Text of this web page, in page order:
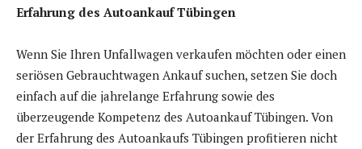
Erfahrung des Autoankauf Tübingen
Wenn Sie Ihren Unfallwagen verkaufen möchten oder einen
seriösen Gebrauchtwagen Ankauf suchen, setzen Sie doch
einfach auf die jahrelange Erfahrung sowie des
überzeugende Kompetenz des Autoankauf Tübingen. Von
der Erfahrung des Autoankaufs Tübingen profitieren nicht